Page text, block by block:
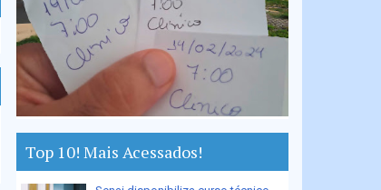
Top 10! Mais Acessados!